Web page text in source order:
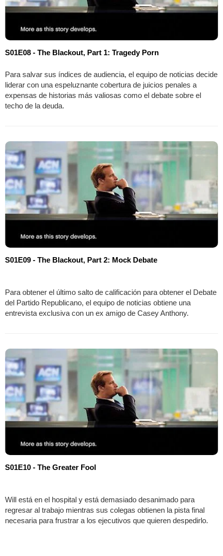
S01E08 - The Blackout, Part 1: Tragedy Porn
Para salvar sus índices de audiencia, el equipo de noticias decide
liderar con una espeluznante cobertura de juicios penales a
expensas de historias más valiosas como el debate sobre el
techo de la deuda.
S01E09 - The Blackout, Part 2: Mock Debate
Para obtener el último salto de calificación para obtener el Debate
del Partido Republicano, el equipo de noticias obtiene una
entrevista exclusiva con un ex amigo de Casey Anthony.
S01E10 - The Greater Fool
Will está en el hospital y está demasiado desanimado para
regresar al trabajo mientras sus colegas obtienen la pista final
necesaria para frustrar a los ejecutivos que quieren despedirlo.